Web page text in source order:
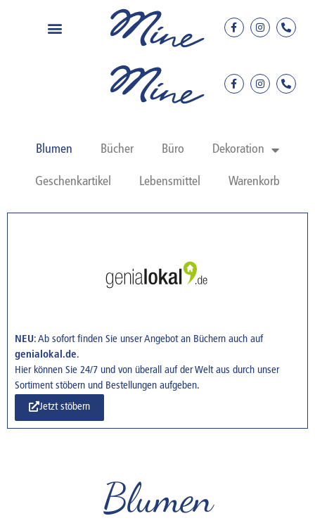
Blumen Bücher Büro Dekoration
Geschenkartikel Lebensmittel Warenkorb
NEU: Ab sofort finden Sie unser Angebot an Büchern auch auf
genialokal.de.
Hier können Sie 24/7 und von überall auf der Welt aus durch unser
Sortiment stöbern und Bestellungen aufgeben.
Jetzt stöbern
Blumen